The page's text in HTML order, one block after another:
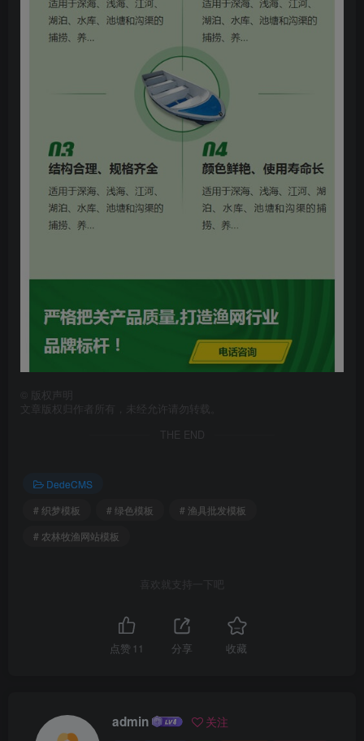
版权声明
文章版权归作者所有，未经允许请勿转载。
THE END
DedeCMS
# 织梦模板
# 绿色模板
# 渔具批发模板
# 农林牧渔网站模板
喜欢就支持一下吧
点赞 11 分享 收藏
admin 关注